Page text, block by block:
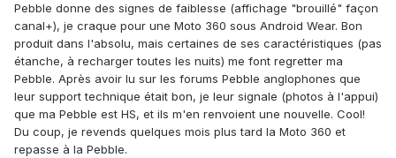
Pebble donne des signes de faiblesse (affichage "brouillé" façon
canal+), je craque pour une Moto 360 sous Android Wear. Bon
produit dans l'absolu, mais certaines de ses caractéristiques (pas
étanche, à recharger toutes les nuits) me font regretter ma
Pebble. Après avoir lu sur les forums Pebble anglophones que
leur support technique était bon, je leur signale (photos à l'appui)
que ma Pebble est HS, et ils m'en renvoient une nouvelle. Cool!
Du coup, je revends quelques mois plus tard la Moto 360 et
repasse à la Pebble.